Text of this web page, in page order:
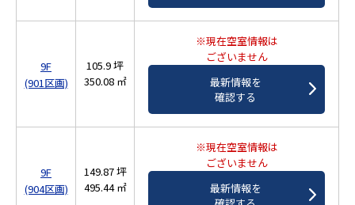
9F
(901区画)
105.9 坪
350.08 ㎡
※現在空室情報は
ございません
最新情報を
確認する
9F
(904区画)
149.87 坪
495.44 ㎡
※現在空室情報は
ございません
最新情報を